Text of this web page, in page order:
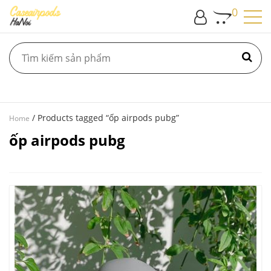
0
Home / Products tagged “ốp airpods pubg”
ốp airpods pubg